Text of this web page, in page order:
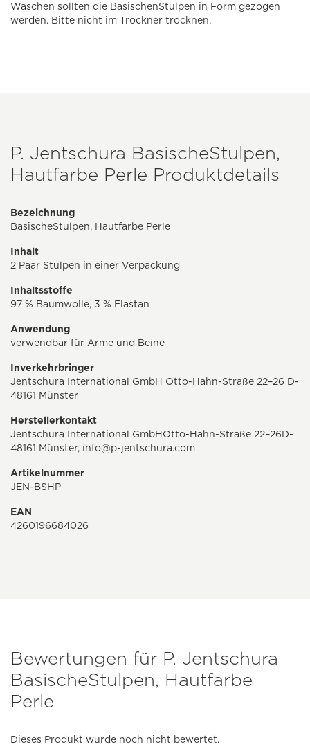
Waschen sollten die BasischenStulpen in Form gezogen
werden. Bitte nicht im Trockner trocknen.
P. Jentschura BasischeStulpen,
Hautfarbe Perle Produktdetails
Bezeichnung
BasischeStulpen, Hautfarbe Perle
Inhalt
2 Paar Stulpen in einer Verpackung
Inhaltsstoffe
97 % Baumwolle, 3 % Elastan
Anwendung
verwendbar für Arme und Beine
Inverkehrbringer
Jentschura International GmbH Otto-Hahn-Straße 22–26 D-
48161 Münster
Herstellerkontakt
Jentschura International GmbHOtto-Hahn-Straße 22–26D-
48161 Münster, info@p-jentschura.com
Artikelnummer
JEN-BSHP
EAN
4260196684026
Bewertungen für P. Jentschura
BasischeStulpen, Hautfarbe
Perle
Dieses Produkt wurde noch nicht bewertet.